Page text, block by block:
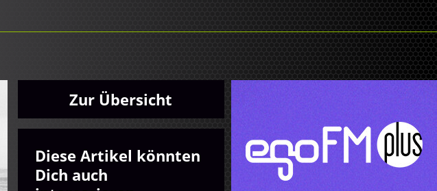
Zur Übersicht
Diese Artikel könnten
Dich auch